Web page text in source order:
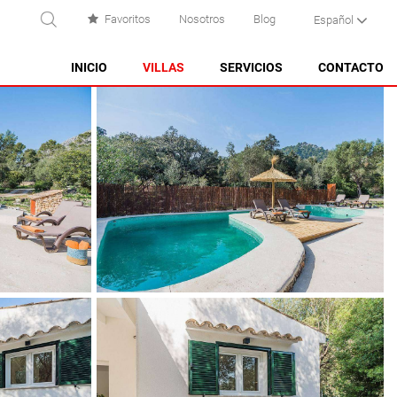
Favoritos Nosotros Blog Español
INICIO VILLAS
ES CASTELL
ES GRAU
MAHÓN
NA MACARET
PUNTA PRIMA - SON GANXO
SANT LLUÍS
SANTO TOMAS
SERVICIOS CONTACTO